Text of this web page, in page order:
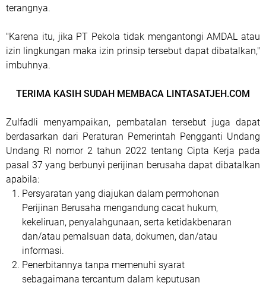
terangnya.
"Karena itu, jika PT Pekola tidak mengantongi AMDAL atau
izin lingkungan maka izin prinsip tersebut dapat dibatalkan,"
imbuhnya.
TERIMA KASIH SUDAH MEMBACA LINTASATJEH.COM
Zulfadli menyampaikan, pembatalan tersebut juga dapat
berdasarkan dari Peraturan Pemerintah Pengganti Undang
Undang RI nomor 2 tahun 2022 tentang Cipta Kerja pada
pasal 37 yang berbunyi perijinan berusaha dapat dibatalkan
apabila:
Persyaratan yang diajukan dalam permohonan
Perijinan Berusaha mengandung cacat hukum,
kekeliruan, penyalahgunaan, serta ketidakbenaran
dan/atau pemalsuan data, dokumen, dan/atau
informasi.
Penerbitannya tanpa memenuhi syarat
sebagaimana tercantum dalam keputusan